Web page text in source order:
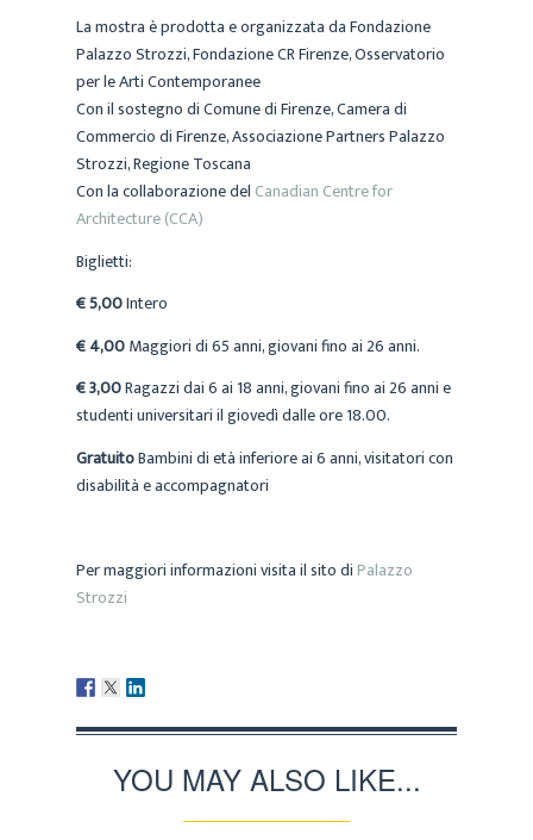
La mostra è prodotta e organizzata da Fondazione
Palazzo Strozzi, Fondazione CR Firenze, Osservatorio
per le Arti Contemporanee
Con il sostegno di Comune di Firenze, Camera di
Commercio di Firenze, Associazione Partners Palazzo
Strozzi, Regione Toscana
Con la collaborazione del Canadian Centre for
Architecture (CCA)
Biglietti:
€ 5,00Intero
€ 4,00Maggiori di 65 anni, giovani fino ai 26 anni.
€ 3,00Ragazzi dai 6 ai 18 anni, giovani fino ai 26 anni e
studenti universitari il giovedì dalle ore 18.00.
GratuitoBambini di età inferiore ai 6 anni, visitatori con
disabilità e accompagnatori
Per maggiori informazioni visita il sito diPalazzo
Strozzi
YOU MAY ALSO LIKE...